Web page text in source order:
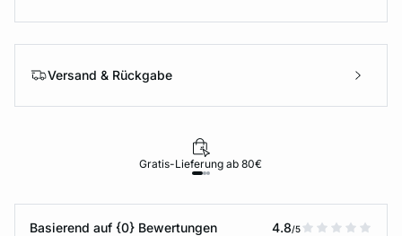
Versand & Rückgabe
Gratis-Lieferung ab 80€
Basierend auf {0} Bewertungen 4.8/5